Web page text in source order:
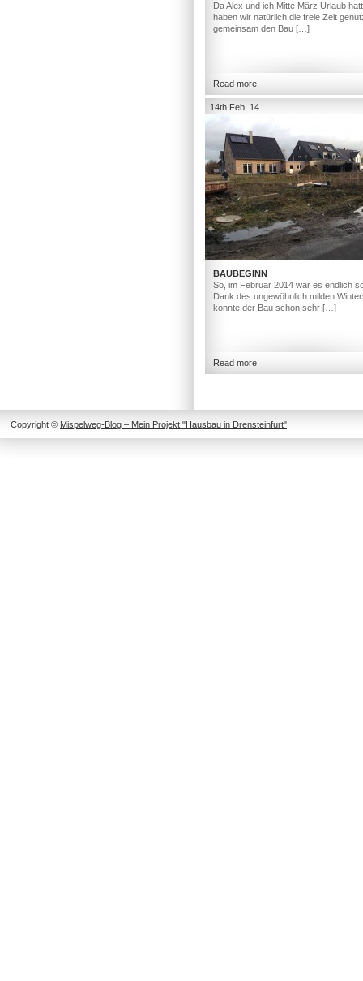
Da Alex und ich Mitte März Urlaub
haben wir natürlich die freie Zeit
gemeinsam den Bau […]
Read more
14th Feb. 14
BAUBEGINN
So, im Februar 2014 war es endlich
Dank des ungewöhnlich milden
konnte der Bau schon sehr […]
Read more
Copyright © Mispelweg-Blog – Mein Projekt "Hausbau in Drensteinfurt"